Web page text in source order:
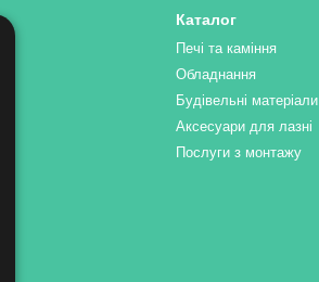
Каталог
Печі та каміння
Обладнання
Будівельні матеріали
Аксесуари для лазні
Послуги з монтажу